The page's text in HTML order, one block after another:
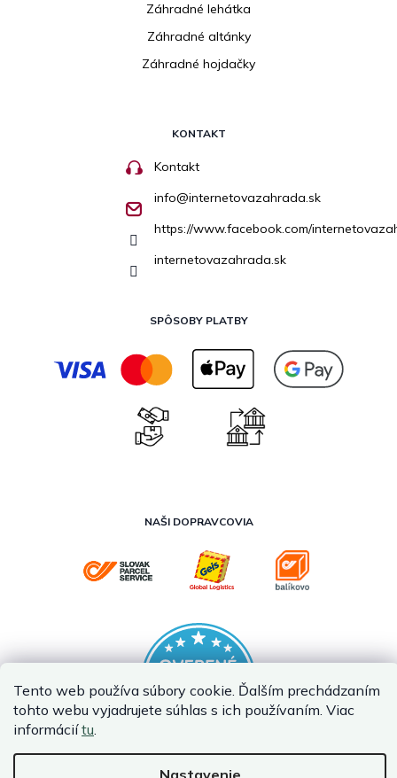
Tento web používa súbory cookie. Ďalším prechádzaním
tohto webu vyjadrujete súhlas s ich používaním. Viac
informáciítu.
Nastavenie
Záhradné lehátka
Záhradné altánky
Záhradné hojdačky
KONTAKT
Kontakt
info@internetovazahrada.sk
https://www.facebook.com/
internetovazahrada.sk
SPÔSOBY PLATBY
NAŠI DOPRAVCOVIA